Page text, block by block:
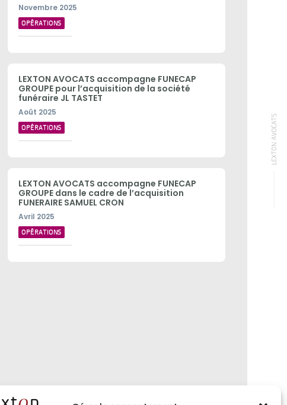
Novembre 2025
OPÉRATIONS
LEXTON AVOCATS accompagne FUNECAP
GROUPE pour l’acquisition de la société
funéraire JL TASTET
Août 2025
OPÉRATIONS
LEXTON AVOCATS accompagne FUNECAP
GROUPE dans le cadre de l’acquisition
FUNERAIRE SAMUEL CRON
Avril 2025
OPÉRATIONS